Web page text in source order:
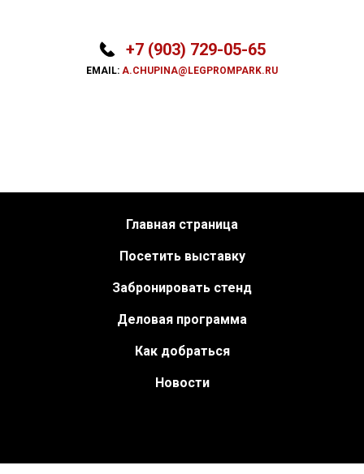
+7 (903) 729-05-65
EMAIL: A.CHUPINA@LEGPROMPARK.RU
Главная страница
Посетить выставку
Забронировать стенд
Деловая программа
Как добраться
Новости